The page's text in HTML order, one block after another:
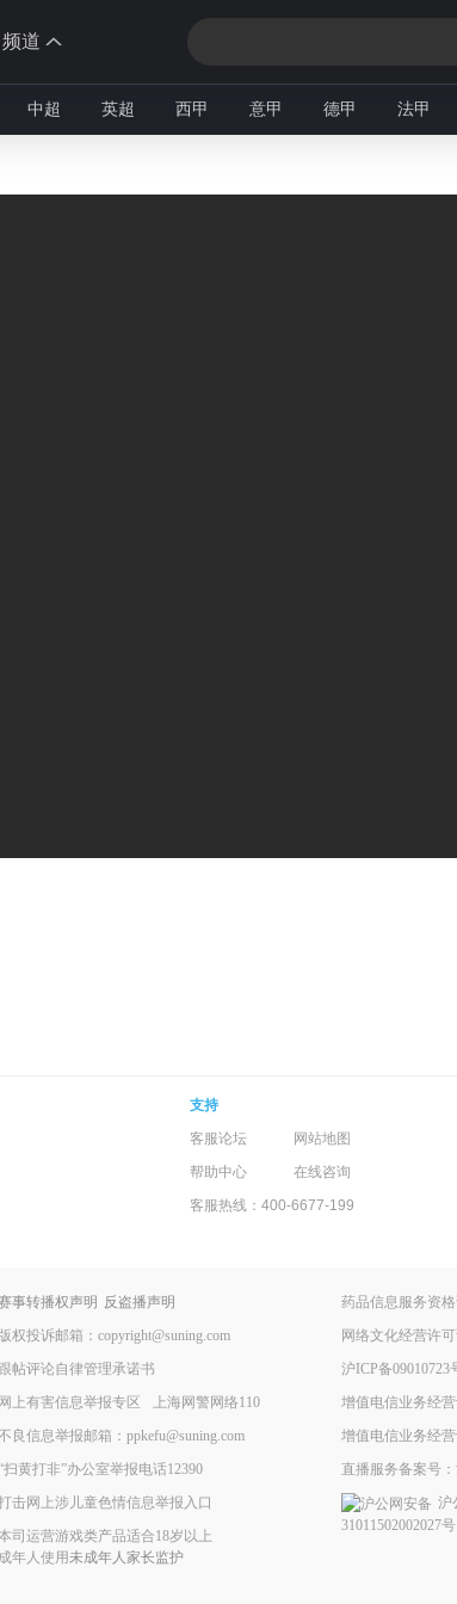
频道
中超 英超 西甲 意甲 德甲 法甲
支持
客服论坛
网站地图
帮助中心
在线咨询
客服热线：400-6677-199
事转播权声明 反盗播声明
版权投诉邮箱：copyright@suning.com
跟帖评论自律管理承诺书
网上有害信息举报专区
上海网警网络110
良信息举报邮箱：ppkefu@suning.com
扫黄打非”办公室举报电话12390
击网上涉儿童色情信息举报入口
司运营游戏类产品适合18岁以上
成年人使用未成年人家长监护
药品信息服务资
网络文化经营许
沪ICP备09010723
增值电信业务经
增值电信业务经
直播服务备案号：
沪
31011502002027号